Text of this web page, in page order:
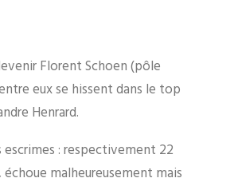
Florent Schoen (pôle
eux se hissent dans le top
Henrard.
: respectivement 22
malheureusement mais